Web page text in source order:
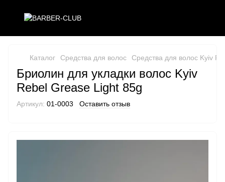
Каталог Средства для волос Средства для волос Kyiv
Бриолин для укладки волос Kyiv
Rebel Grease Light 85g
Артикул: 01-0003 Оставить отзыв